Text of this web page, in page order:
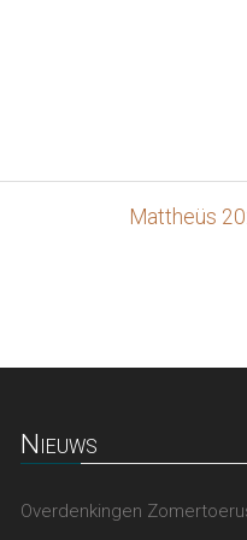
Mattheüs
Nieuws
Overdenkingen